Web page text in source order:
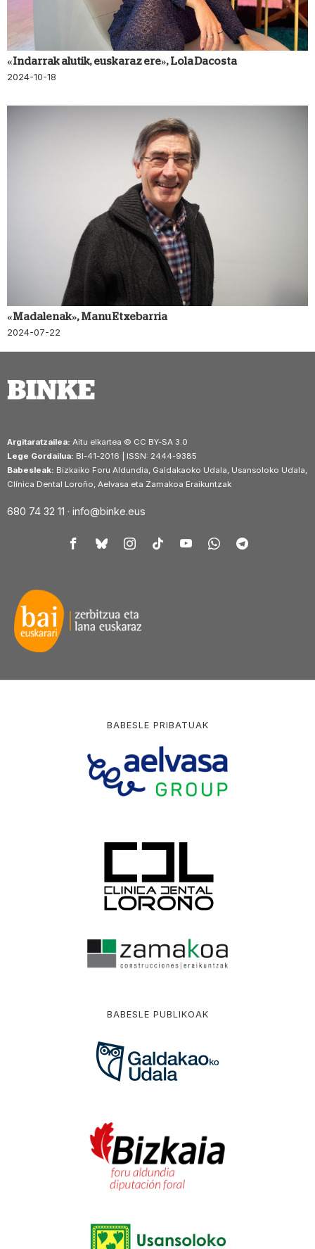
«Indarrak alutik, euskaraz ere», Lola Dacosta
2024-10-18
«Madalenak», Manu Etxebarria
2024-07-22
Argitaratzailea: Aitu elkartea © CC BY-SA 3.0
Lege Gordailua: BI-41-2016 | ISSN: 2444-9385
Babesleak: Bizkaiko Foru Aldundia, Galdakaoko Udala, Usansoloko Udala,
Clínica Dental Loroño, Aelvasa eta Zamakoa Eraikuntzak
680 74 32 11 · info@binke.eus
BABESLE PRIBATUAK
BABESLE PUBLIKOAK